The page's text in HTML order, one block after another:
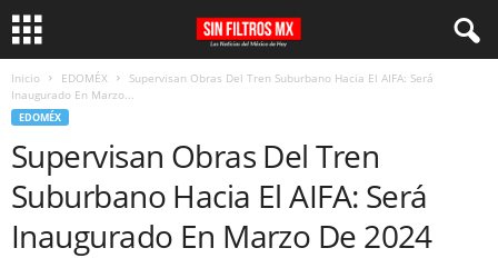
Inicio EDOMÉX
Supervisan Obras Del Tren Suburbano Hacia El AIFA: Será
Inaugurado En Marzo...
EDOMÉX
Supervisan Obras Del Tren
Suburbano Hacia El AIFA: Será
Inaugurado En Marzo De 2024